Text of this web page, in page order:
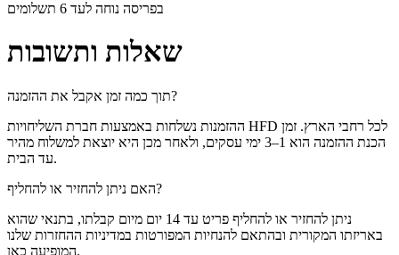
בפריסה נוחה לעד 6 תשלומים
שאלות ותשובות
תוך כמה זמן אקבל את ההזמנה?
ההזמנות נשלחות באמצעות חברת השליחויות HFD לכל רחבי הארץ. זמן
הכנת ההזמנה הוא 1–3 ימי עסקים, ולאחר מכן היא יוצאת למשלוח מהיר
עד הבית.
האם ניתן להחזיר או להחליף?
ניתן להחזיר או להחליף פריט עד 14 יום מיום קבלתו, בתנאי שהוא
באריזתו המקורית ובהתאם להנחיות המפורטות במדיניות ההחזרות שלנו
המופיעה כאן.